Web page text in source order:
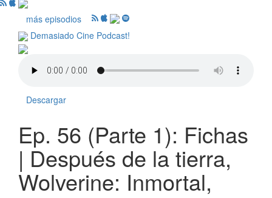
más episodios
Demasiado Cine Podcast!
Descargar
Ep. 56 (Parte 1): Fichas
| Después de la tierra,
Wolverine: Inmortal,